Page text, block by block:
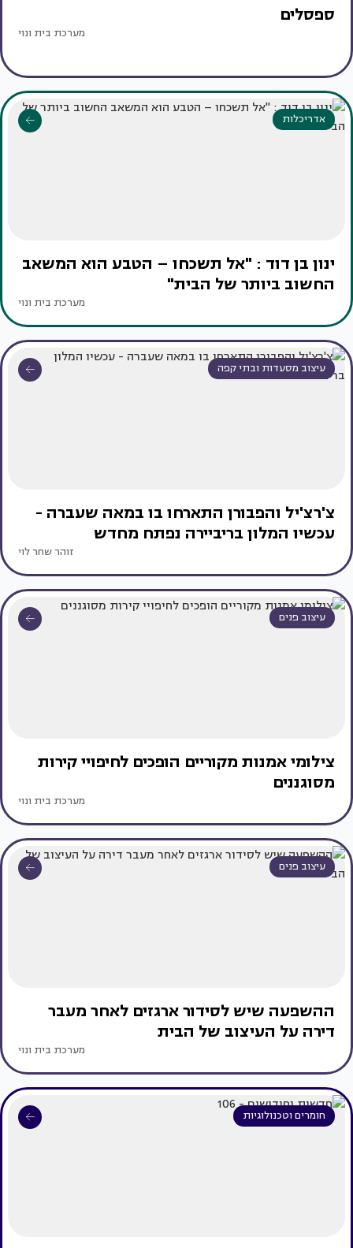
ספסלים
מערכת בית ונוי
אדריכלות
ינון בן דוד : "אל תשכחו – הטבע הוא המשאב
החשוב ביותר של הבית"
מערכת בית ונוי
עיצוב מסעדות ובתי קפה
צ'רצ'יל והפבורן התארחו בו במאה שעברה -
עכשיו המלון בריביירה נפתח מחדש
זוהר שחר לוי
עיצוב פנים
צילומי אמנות מקוריים הופכים לחיפויי קירות
מסוגננים
מערכת בית ונוי
עיצוב פנים
ההשפעה שיש לסידור ארגזים לאחר מעבר
דירה על העיצוב של הבית
מערכת בית ונוי
חומרים וטכנולוגיות